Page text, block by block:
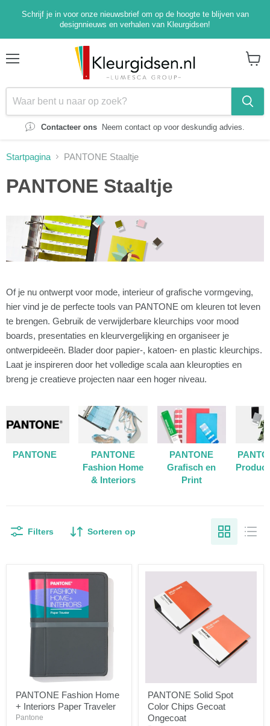
Schrijf je in voor onze nieuwsbrief om op de hoogte te blijven van
designnieuws en verhalen van Kleurgidsen!
Contacteer ons Neem contact op voor deskundig advies.
Startpagina PANTONE Staaltje
PANTONE Staaltje
Of je nu ontwerpt voor mode, interieur of grafische vormgeving,
hier vind je de perfecte tools van PANTONE om kleuren tot leven
te brengen. Gebruik de verwijderbare kleurchips voor mood
boards, presentaties en kleurvergelijking en organiseer je
ontwerpideeën. Blader door papier-, katoen- en plastic kleurchips.
Laat je inspireren door het volledige scala aan kleuropties en
breng je creatieve projecten naar een hoger niveau.
PANTONE
PANTONE
Fashion Home
& Interiors
PANTONE
Grafisch en
Print
Filters Sorteren op
Fashion
Home
+
PANTONE Fashion Home
+ Interiors Paper Traveler
Pantone
Solid
Spot
Color
PANTONE Solid Spot
Color Chips Gecoat
Ongecoat